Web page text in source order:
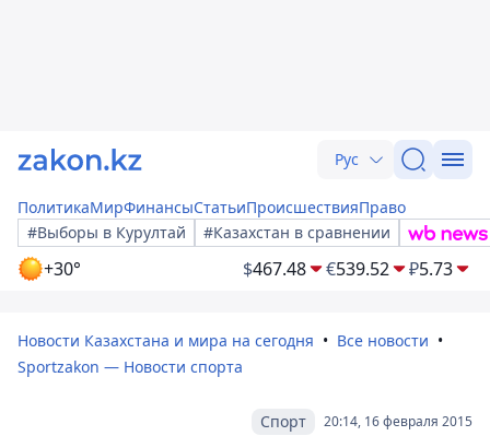
Рус
ПолитикаМирФинансыСтатьиПроисшествияПраво
#Выборы в Курултай
#Казахстан в сравнении
+30° $467.48 €539.52 ₽5.73
Новости Казахстана и мира на сегодня
Все новости
Sportzakon — Новости спорта
20:14, 16 февраля 2015
Спорт